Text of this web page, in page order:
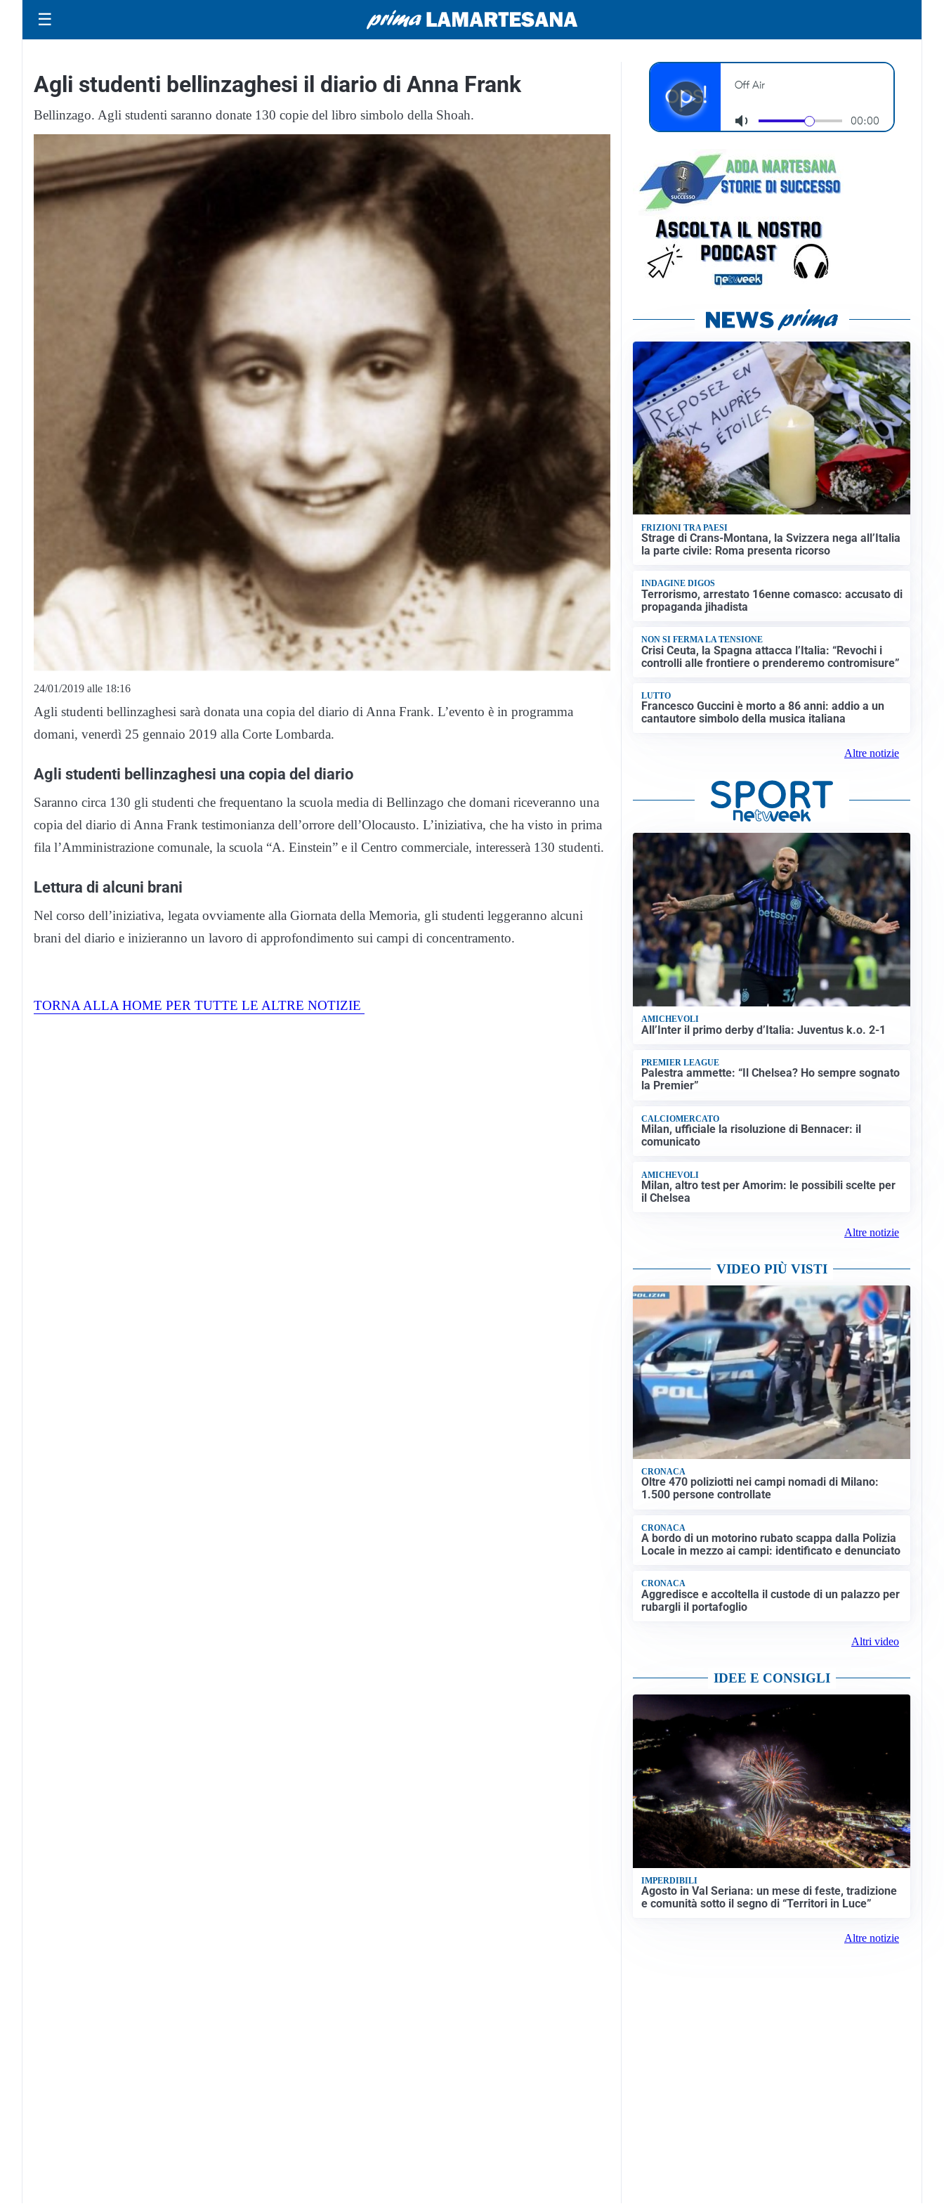
☰
Agli studenti bellinzaghesi il diario di Anna Frank
Bellinzago. Agli studenti saranno donate 130 copie del libro simbolo della Shoah.
24/01/2019 alle 18:16
Agli studenti bellinzaghesi sarà donata una copia del diario di Anna Frank. L’evento è in programma
domani, venerdì 25 gennaio 2019 alla Corte Lombarda.
Agli studenti bellinzaghesi una copia del diario
Saranno circa 130 gli studenti che frequentano la scuola media di Bellinzago che domani riceveranno una
copia del diario di Anna Frank testimonianza dell’orrore dell’Olocausto. L’iniziativa, che ha visto in prima
fila l’Amministrazione comunale, la scuola “A. Einstein” e il Centro commerciale, interesserà 130 studenti.
Lettura di alcuni brani
Nel corso dell’iniziativa, legata ovviamente alla Giornata della Memoria, gli studenti leggeranno alcuni
brani del diario e inizieranno un lavoro di approfondimento sui campi di concentramento.
TORNA ALLA HOME PER TUTTE LE ALTRE NOTIZIE
FRIZIONI TRA PAESI
Strage di Crans-Montana, la Svizzera nega all’Italia
la parte civile: Roma presenta ricorso
INDAGINE DIGOS
Terrorismo, arrestato 16enne comasco: accusato di
propaganda jihadista
NON SI FERMA LA TENSIONE
Crisi Ceuta, la Spagna attacca l’Italia: “Revochi i
controlli alle frontiere o prenderemo contromisure”
LUTTO
Francesco Guccini è morto a 86 anni: addio a un
cantautore simbolo della musica italiana
Altre notizie
AMICHEVOLI
All’Inter il primo derby d’Italia: Juventus k.o. 2-1
PREMIER LEAGUE
Palestra ammette: “Il Chelsea? Ho sempre sognato
la Premier”
CALCIOMERCATO
Milan, ufficiale la risoluzione di Bennacer: il
comunicato
AMICHEVOLI
Milan, altro test per Amorim: le possibili scelte per
il Chelsea
Altre notizie
VIDEO PIÙ VISTI
CRONACA
Oltre 470 poliziotti nei campi nomadi di Milano:
1.500 persone controllate
CRONACA
A bordo di un motorino rubato scappa dalla Polizia
Locale in mezzo ai campi: identificato e denunciato
CRONACA
Aggredisce e accoltella il custode di un palazzo per
rubargli il portafoglio
Altri video
IDEE E CONSIGLI
IMPERDIBILI
Agosto in Val Seriana: un mese di feste, tradizione
e comunità sotto il segno di “Territori in Luce”
Altre notizie